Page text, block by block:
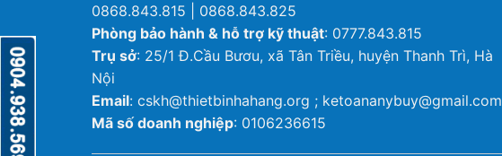
0868.843.815 | 0868.843.825
Phòng bảo hành & hỗ trợ kỹ thuật: 0777.843.815
Trụ sở: 25/1 Đ.Cầu Bươu, xã Tân Triều, huyện Thanh Trì, Hà
Nội
Email: cskh@thietbinhahang.org ; ketoananybuy@gmail.com
Mã số doanh nghiệp: 0106236615